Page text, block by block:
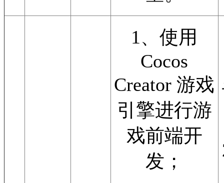
1、使用
Cocos
Creator 游戏
引擎进行游
戏前端开
发；